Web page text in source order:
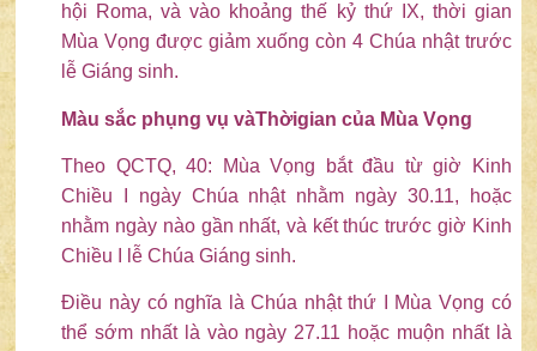
hội Roma, và vào khoảng thế kỷ thứ IX, thời gian
Mùa Vọng được giảm xuống còn 4 Chúa nhật trước
lễ Giáng sinh.
Màu sắc phụng vụ vàThờigian của Mùa Vọng
Theo QCTQ, 40: Mùa Vọng bắt đầu từ giờ Kinh
Chiều I ngày Chúa nhật nhằm ngày 30.11, hoặc
nhằm ngày nào gần nhất, và kết thúc trước giờ Kinh
Chiều I lễ Chúa Giáng sinh.
Điều này có nghĩa là Chúa nhật thứ I Mùa Vọng có
thể sớm nhất là vào ngày 27.11 hoặc muộn nhất là